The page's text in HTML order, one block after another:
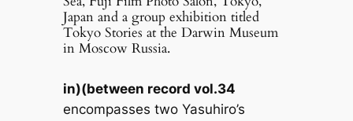
Japan and a group exhibition titled
Tokyo Stories at the Darwin Museum
in Moscow Russia.
in)(between record vol.34
encompasses two Yasuhiro’s